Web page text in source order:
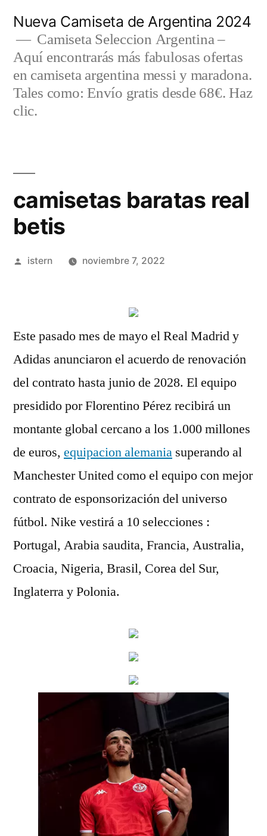
contenido
Nueva Camiseta de Argentina 2024
Camiseta Seleccion Argentina –
Aquí encontrarás más fabulosas ofertas
en camiseta argentina messi y maradona.
Tales como: Envío gratis desde 68€. Haz
clic.
camisetas baratas real
betis
Publicado
istern noviembre 7, 2022
Este pasado mes de mayo el Real Madrid y
Adidas anunciaron el acuerdo de renovación
del contrato hasta junio de 2028. El equipo
presidido por Florentino Pérez recibirá un
montante global cercano a los 1.000 millones
de euros, equipacion alemania superando al
Manchester United como el equipo con mejor
contrato de esponsorización del universo
fútbol. Nike vestirá a 10 selecciones :
Portugal, Arabia saudita, Francia, Australia,
Croacia, Nigeria, Brasil, Corea del Sur,
Inglaterra y Polonia.